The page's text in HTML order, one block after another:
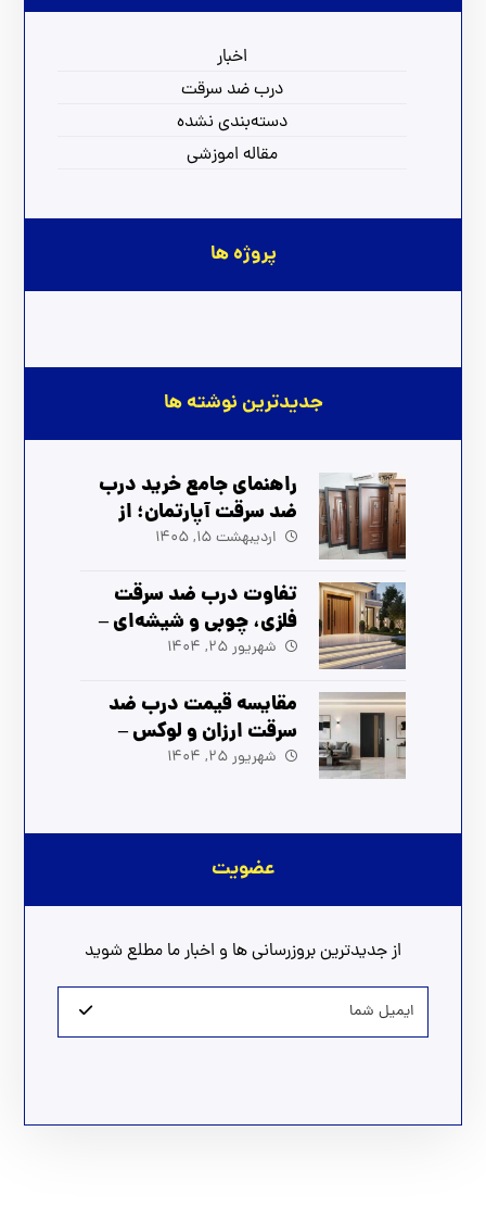
اخبار
درب ضد سرقت
دسته‌بندی نشده
مقاله اموزشی
پروژه ها
جدیدترین نوشته ها
راهنمای جامع خرید درب
ضد سرقت آپارتمان؛ از
انتخاب تا نصب (آپدیت
اردیبهشت 15, 1405
تفاوت درب ضد سرقت
فلزی، چوبی و شیشه‌ای –
راهنمای انتخاب بهترین
شهریور 25, 1404
مقایسه قیمت درب ضد
سرقت ارزان و لوکس –
بهترین انتخاب برای شما
شهریور 25, 1404
عضویت
از جدیدترین بروزرسانی ها و اخبار ما مطلع شوید